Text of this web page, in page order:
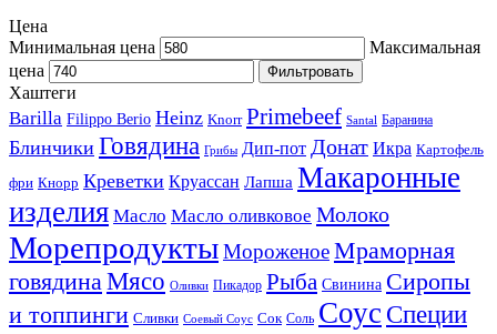
Цена
Минимальная цена
Максимальная
цена
Фильтровать
Хаштеги
Barilla Filippo Berio Heinz Knorr Primebeef Santal Баранина
Блинчики Говядина Грибы Дип-пот Донат Икра Картофель
фри Кнорр Креветки Круассан Лапша Макаронные
изделия Масло Масло оливковое Молоко
МорепродуктыМороженоеМраморная
говядинаМясо Оливки Пикадор Рыба Свинина Сиропы
и топпинги Сливки Соевый Соус Сок Соль Соус Специи